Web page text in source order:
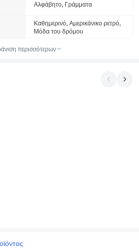
Αλφάβητο, Γράμματα
Καθημερινό, Αμερικάνικο ρετρό,
Μόδα του δρόμου
περισσότερων